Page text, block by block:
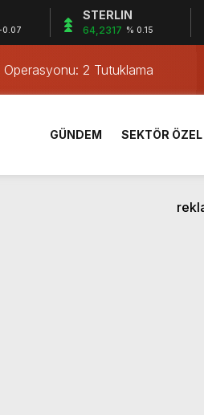
0.07
STERLIN
64,2317 % 0.15
18 Mart Üniversitesi
2 Tutuklama
Göçmen Yakalandı
2 Tutuklama
Şahısla Gergin Anlar Yaşadı
İtfaiye Kurtardı
Yıldızları’nda
Katlı Ev Kül Oldu
18 Mart Üniversitesi Dardanelles
2 Tutuklama
GÜNDEM SEKTÖR ÖZEL